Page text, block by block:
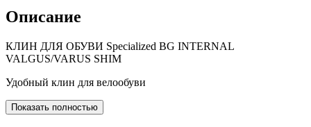
Описание
КЛИН ДЛЯ ОБУВИ Specialized BG INTERNAL
VALGUS/VARUS SHIM
Удобный клин для велообуви
Показать полностью